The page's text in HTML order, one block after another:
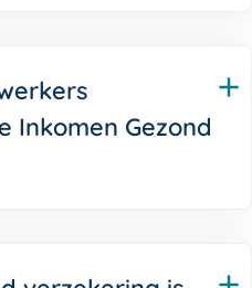
Inkomen Gezond